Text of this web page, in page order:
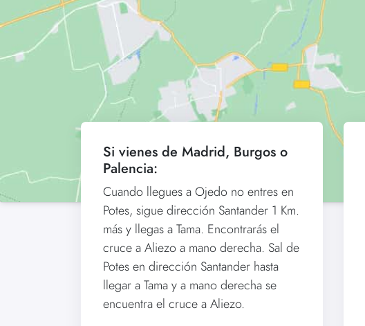
Si vienes de Madrid, Burgos o
Palencia:
Cuando llegues a Ojedo no entres en
Potes, sigue dirección Santander 1 Km.
más y llegas a Tama. Encontrarás el
cruce a Aliezo a mano derecha. Sal de
Potes en dirección Santander hasta
llegar a Tama y a mano derecha se
encuentra el cruce a Aliezo.